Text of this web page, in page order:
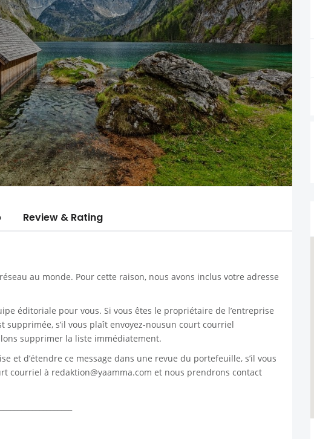
Review & Rating
au monde. Pour cette raison, nous avons inclus votre adresse
éditoriale pour vous. Si vous êtes le propriétaire de l’entreprise
supprimée, s’il vous plaît envoyez-nousun court courriel
supprimer la liste immédiatement.
et d’étendre ce message dans une revue du portefeuille, s’il vous
courriel à redaktion@yaamma.com et nous prendrons contact